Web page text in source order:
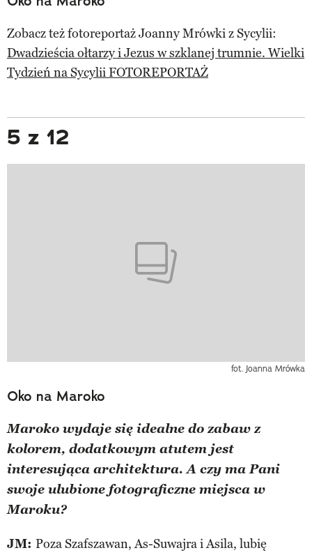
Zobacz też fotoreportaż Joanny Mrówki z Sycylii:
Dwadzieścia ołtarzy i Jezus w szklanej trumnie. Wielki
Tydzień na Sycylii FOTOREPORTAŻ
5 z 12
fot. Joanna Mrówka
Oko na Maroko
Maroko wydaje się idealne do zabaw z
kolorem, dodatkowym atutem jest
interesująca architektura. A czy ma Pani
swoje ulubione fotograficzne miejsca w
Maroku?
JM: Poza Szafszawan, As-Suwajra i Asila, lubię